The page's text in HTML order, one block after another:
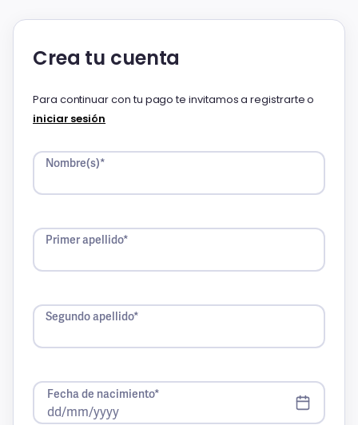
Crea tu cuenta
Para continuar con tu pago te invitamos a registrarte o
iniciar sesión
Nombre(s)*
Primer apellido*
Segundo apellido*
Fecha de nacimiento*